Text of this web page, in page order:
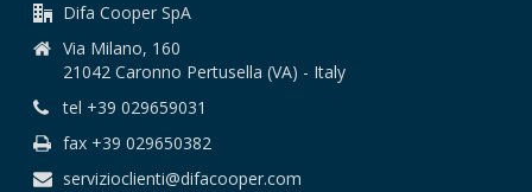
Difa Cooper SpA
Via Milano, 160
21042 Caronno Pertusella (VA) - Italy
tel +39 029659031
fax +39 029650382
servizioclienti@difacooper.com